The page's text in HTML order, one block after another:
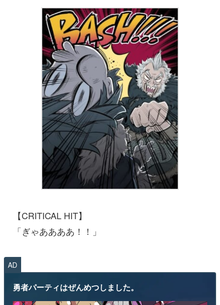
【CRITICAL HIT】
「ぎゃああああ！！」
AD
勇者パーティはぜんめつしました。